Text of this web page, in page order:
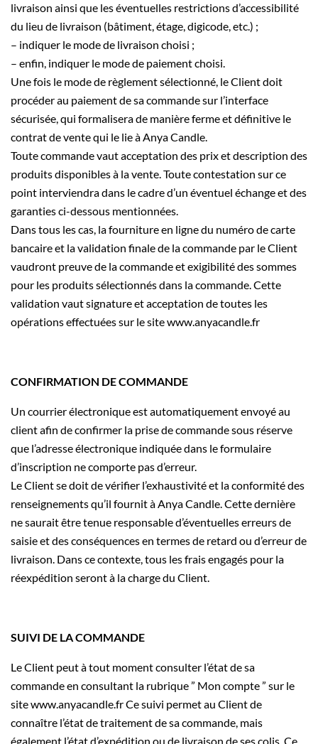
livraison ainsi que les éventuelles restrictions d’accessibilité
du lieu de livraison (bâtiment, étage, digicode, etc.) ;
– indiquer le mode de livraison choisi ;
– enfin, indiquer le mode de paiement choisi.
Une fois le mode de règlement sélectionné, le Client doit
procéder au paiement de sa commande sur l’interface
sécurisée, qui formalisera de manière ferme et définitive le
contrat de vente qui le lie à Anya Candle.
Toute commande vaut acceptation des prix et description des
produits disponibles à la vente. Toute contestation sur ce
point interviendra dans le cadre d’un éventuel échange et des
garanties ci-dessous mentionnées.
Dans tous les cas, la fourniture en ligne du numéro de carte
bancaire et la validation finale de la commande par le Client
vaudront preuve de la commande et exigibilité des sommes
pour les produits sélectionnés dans la commande. Cette
validation vaut signature et acceptation de toutes les
opérations effectuées sur le site www.anyacandle.fr
CONFIRMATION DE COMMANDE
Un courrier électronique est automatiquement envoyé au
client afin de confirmer la prise de commande sous réserve
que l’adresse électronique indiquée dans le formulaire
d’inscription ne comporte pas d’erreur.
Le Client se doit de vérifier l’exhaustivité et la conformité des
renseignements qu’il fournit à Anya Candle. Cette dernière
ne saurait être tenue responsable d’éventuelles erreurs de
saisie et des conséquences en termes de retard ou d’erreur de
livraison. Dans ce contexte, tous les frais engagés pour la
réexpédition seront à la charge du Client.
SUIVI DE LA COMMANDE
Le Client peut à tout moment consulter l’état de sa
commande en consultant la rubrique ” Mon compte ” sur le
site www.anyacandle.fr Ce suivi permet au Client de
connaître l’état de traitement de sa commande, mais
également l’état d’expédition ou de livraison de ses colis. Ce